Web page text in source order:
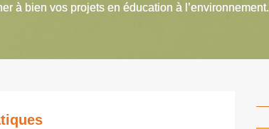
à bien vos projets en éducation à l’environnement.